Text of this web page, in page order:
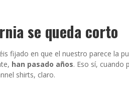
se queda corto
fijado en que el nuestro parece la
han pasado años. Eso sí, cuando
shirts, claro.